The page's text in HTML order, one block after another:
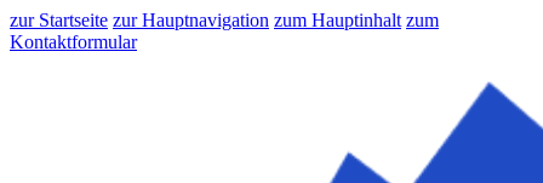
zur Startseite zur Hauptnavigation zum Hauptinhalt zum
Kontaktformular